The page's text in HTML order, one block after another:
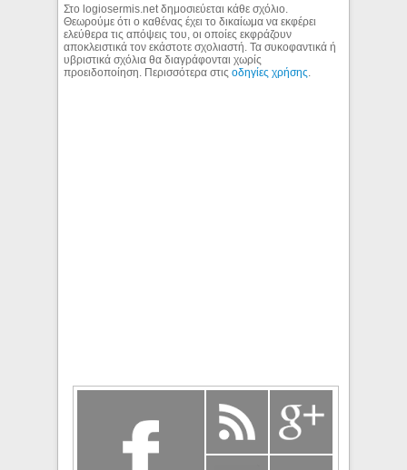
Στο logiosermis.net δημοσιεύεται κάθε σχόλιο.
Θεωρούμε ότι ο καθένας έχει το δικαίωμα να εκφέρει
ελεύθερα τις απόψεις του, οι οποίες εκφράζουν
αποκλειστικά τον εκάστοτε σχολιαστή. Τα συκοφαντικά ή
υβριστικά σχόλια θα διαγράφονται χωρίς
προειδοποίηση. Περισσότερα στιςοδηγίες χρήσης.